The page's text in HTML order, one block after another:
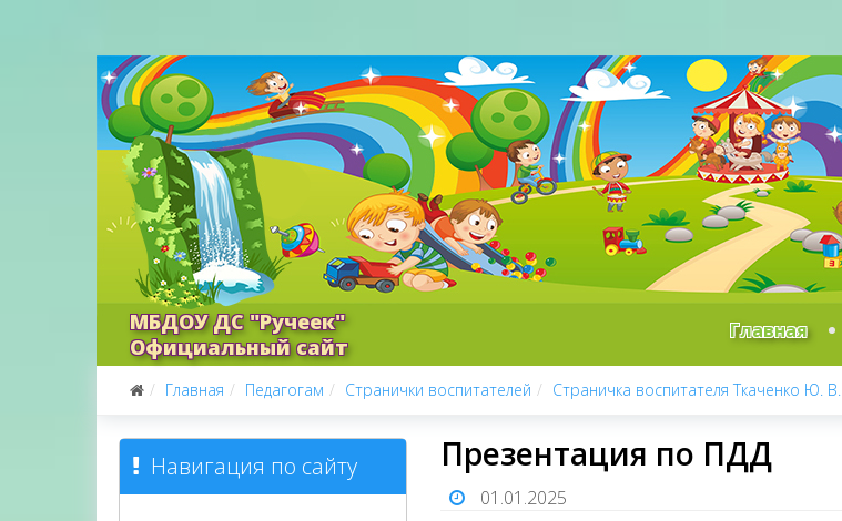
МБДОУ ДС "Ручеек"
Официальный сайт
Главная
Главная Педагогам Странички воспитателей Страничка воспитателя Ткаченко Ю. В.
Навигация по сайту Презентация по ПДД
01.01.2025